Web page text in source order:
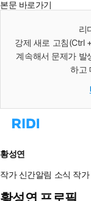
본문 바로가기
리
강제 새로 고침(Ctrl
계속해서 문제가 발
하고
리
으
로
이
동
황성연
작가 신간알림 소식 작
황성연 프로필